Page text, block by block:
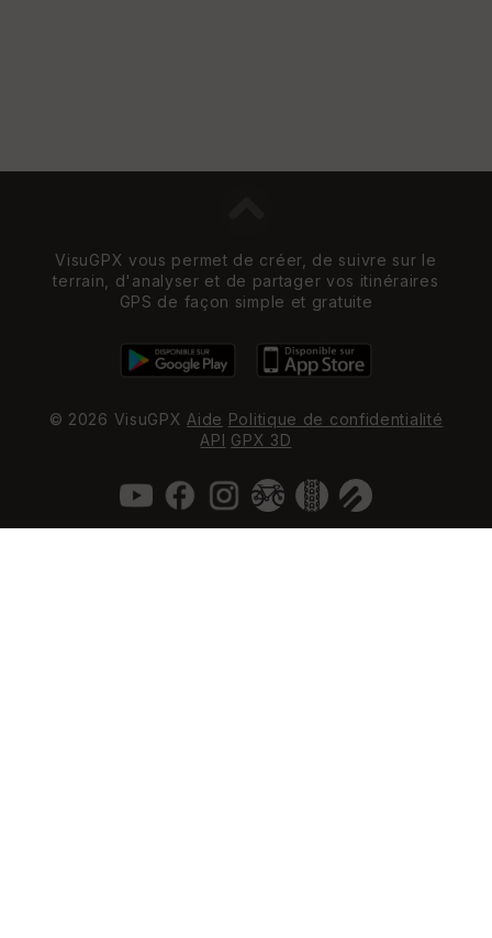
VisuGPX vous permet de créer, de suivre sur le
terrain, d'analyser et de partager vos itinéraires
GPS de façon simple et gratuite
© 2026 VisuGPX Aide Politique de confidentialité
API GPX 3D